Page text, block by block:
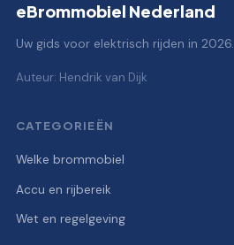
eBrommobiel Nederland
Uw gids voor elektrisch rijden in 2026.
Auteur: Hendrik van Dijk
CATEGORIEËN
Welke brommobiel
Accu en rijbereik
Wet en regelgeving